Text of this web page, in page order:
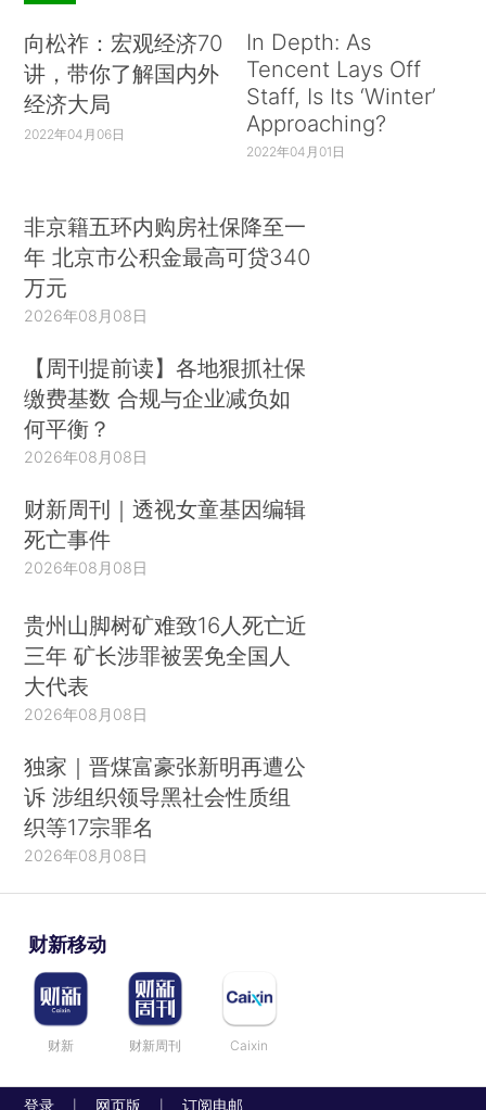
向松祚：宏观经济70
讲，带你了解国内外
经济大局
2022年04月06日
In Depth: As
Tencent Lays Off
Staff, Is Its ‘Winter’
Approaching?
2022年04月01日
非京籍五环内购房社保降至一
年 北京市公积金最高可贷340
万元
2026年08月08日
【周刊提前读】各地狠抓社保
缴费基数 合规与企业减负如
何平衡？
2026年08月08日
财新周刊｜透视女童基因编辑
死亡事件
2026年08月08日
贵州山脚树矿难致16人死亡近
三年 矿长涉罪被罢免全国人
大代表
2026年08月08日
独家｜晋煤富豪张新明再遭公
诉 涉组织领导黑社会性质组
织等17宗罪名
2026年08月08日
财新移动
财新 财新周刊 Caixin
登录 网页版 订阅电邮